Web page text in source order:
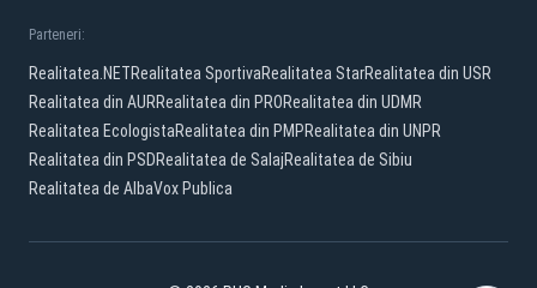
Parteneri:
Realitatea.NETRealitatea SportivaRealitatea StarRealitatea din USR
Realitatea din AURRealitatea din PRORealitatea din UDMR
Realitatea EcologistaRealitatea din PMPRealitatea din UNPR
Realitatea din PSDRealitatea de SalajRealitatea de Sibiu
Realitatea de AlbaVox Publica